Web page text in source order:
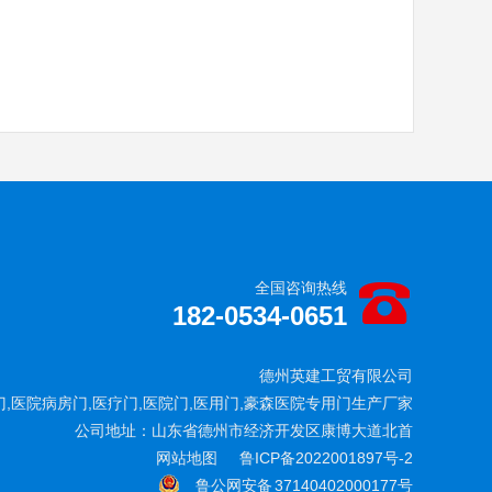
全国咨询热线
182-0534-0651
德州英建工贸有限公司
,医院病房门,医疗门,医院门,医用门,豪森医院专用门生产厂家
公司地址：山东省德州市经济开发区康博大道北首
网站地图
鲁ICP备2022001897号-2
鲁公网安备 37140402000177号